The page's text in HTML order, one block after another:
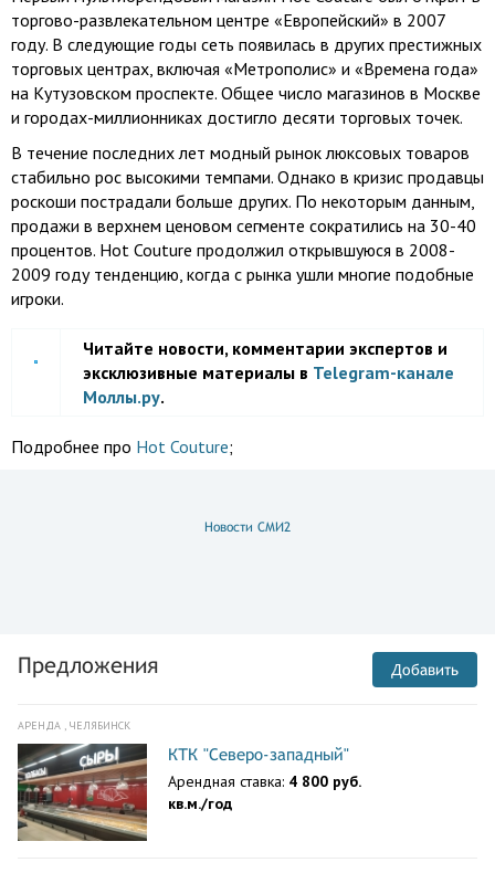
торгово-развлекательном центре «Европейский» в 2007
году. В следующие годы сеть появилась в других престижных
торговых центрах, включая «Метрополис» и «Времена года»
на Кутузовском проспекте. Общее число магазинов в Москве
и городах-миллионниках достигло десяти торговых точек.
В течение последних лет модный рынок люксовых товаров
стабильно рос высокими темпами. Однако в кризис продавцы
роскоши пострадали больше других. По некоторым данным,
продажи в верхнем ценовом сегменте сократились на 30-40
процентов. Hot Couture продолжил открывшуюся в 2008-
2009 году тенденцию, когда с рынка ушли многие подобные
игроки.
Читайте новости, комментарии экспертов и
эксклюзивные материалы в Telegram-канале
Моллы.ру.
Подробнее про Hot Couture;
Новости СМИ2
Предложения Добавить
АРЕНДА , ЧЕЛЯБИНСК
КТК "Северо-западный"
Арендная ставка: 4 800 руб.
кв.м./год